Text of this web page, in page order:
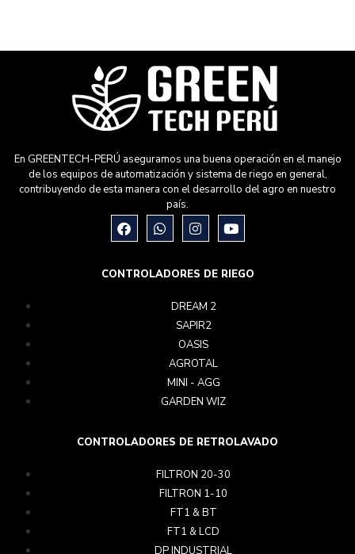
En GREENTECH-PERÚ aseguramos una buena operación en el manejo
de los equipos de automatización y sistema de riego en general,
contribuyendo de esta manera con el desarrollo del agro en nuestro
país.
CONTROLADORES DE RIEGO
DREAM 2
SAPIR2
OASIS
AGROTAL
MINI - AGG
GARDEN WIZ
CONTROLADORES DE RETROLAVADO
FILTRON 20-30
FILTRON 1-10
FT1 & BT
FT1 & LCD
DP INDUSTRIAL